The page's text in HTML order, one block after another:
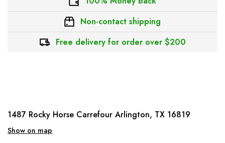
Non-contact shipping
Free delivery for order over $200
1487 Rocky Horse Carrefour Arlington, TX 16819
Show on map